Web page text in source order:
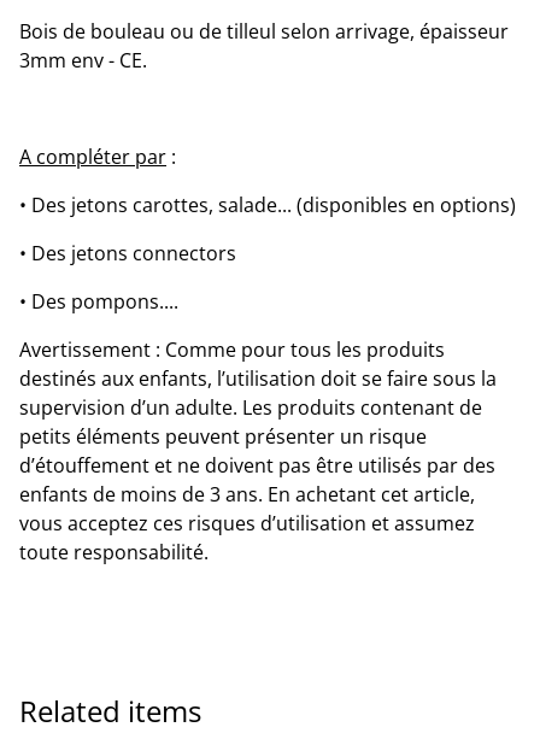
Bois de bouleau ou de tilleul selon arrivage, épaisseur
3mm env - CE.
A compléter par :
• Des jetons carottes, salade... (disponibles en options)
• Des jetons connectors
• Des pompons....
Avertissement : Comme pour tous les produits
destinés aux enfants, l’utilisation doit se faire sous la
supervision d’un adulte. Les produits contenant de
petits éléments peuvent présenter un risque
d’étouffement et ne doivent pas être utilisés par des
enfants de moins de 3 ans. En achetant cet article,
vous acceptez ces risques d’utilisation et assumez
toute responsabilité.
Related items